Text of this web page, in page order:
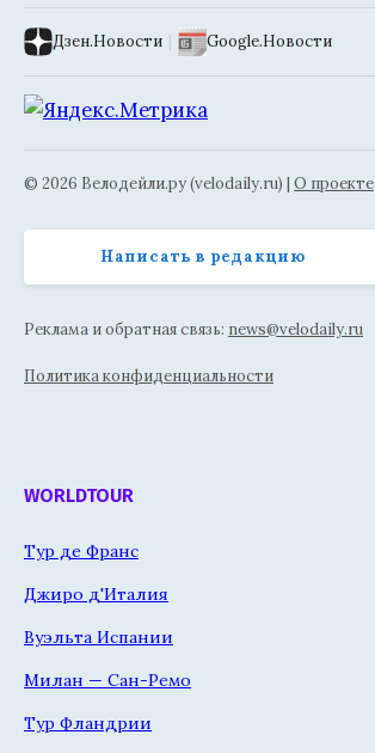
Дзен.Новости | Google.Новости
© 2026 Велодейли.ру (velodaily.ru) | О проекте
Написать в редакцию
Реклама и обратная связь: news@velodaily.ru
Политика конфиденциальности
WORLDTOUR
Тур де Франс
Джиро д'Италия
Вуэльта Испании
Милан — Сан-Ремо
Тур Фландрии